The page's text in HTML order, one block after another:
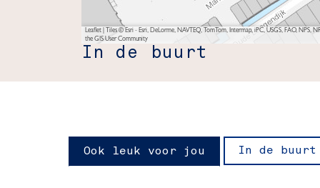
In de buurt
Leaflet
Tiles © Esri - Esri, DeLorme, NAVTEQ, TomTom, Intermap, iPC, USGS, FAO, NPS,
the GIS User Community
Ook leuk voor jou In de buurt